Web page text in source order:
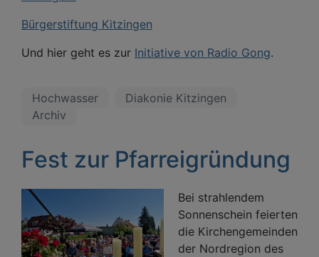
Bürgerstiftung Kitzingen
Und hier geht es zur Initiative von Radio Gong.
Hochwasser
Diakonie Kitzingen
Archiv
Fest zur Pfarreigründung
Bei strahlendem
Sonnenschein feierten
die Kirchengemeinden
der Nordregion des